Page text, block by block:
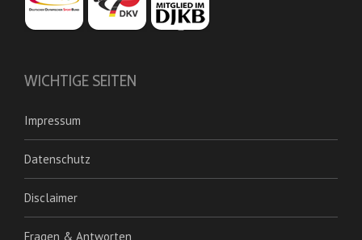
WICHTIGE SEITEN
Impressum
Datenschutz
Disclaimer
Fragen & Antworten